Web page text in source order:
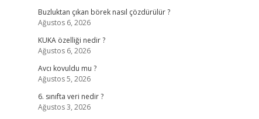
Buzluktan çıkan börek nasıl çözdürülür ?
Ağustos 6, 2026
KUKA özelliği nedir ?
Ağustos 6, 2026
Avcı kovuldu mu ?
Ağustos 5, 2026
6. sınıfta veri nedir ?
Ağustos 3, 2026